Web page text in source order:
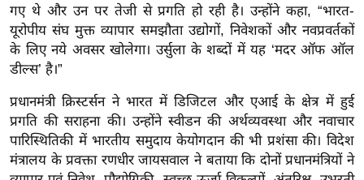
वु
ड
फि
ल्म
स
मी
क्षा
B
गए थे और उन पर तेजी से प्रगति हो रही है। उन्होंने कहा, “भारत-
यूरोपीय संघ मुक्त व्यापार समझौता उद्योगों, निवेशकों और नवप्रवर्तकों
के लिए नये अवसर खोलेगा। उर्सुला के शब्दों में यह ‘मदर ऑफ ऑल
डील्स’ है।”
प्रधानमंत्री क्रिस्टर्सन ने भारत में डिजिटल और एआई के क्षेत्र में हुई
प्रगति की सराहना की। उन्होंने स्वीडन की अर्थव्यवस्था और नवाचार
पारिस्थितिकी में भारतीय समुदाय केयोगदान की भी प्रशंसा की। विदेश
मंत्रालय के प्रवक्ता रणधीर जायसवाल ने बताया कि दोनों प्रधानमंत्रियों ने